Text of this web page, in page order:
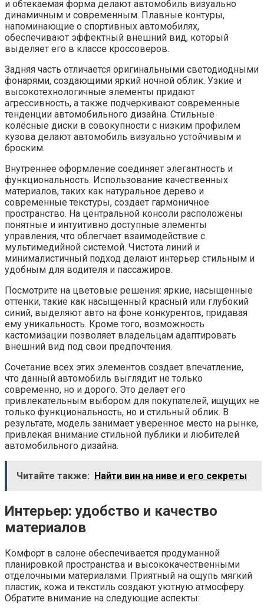
и обтекаемая форма делают автомобиль визуально
динамичным и современным. Плавные контуры,
напоминающие о спортивных автомобилях,
обеспечивают эффектный внешний вид, который
выделяет его в классе кроссоверов.
Задняя часть отличается оригинальными светодиодными
фонарями, создающими яркий ночной облик. Узкие и
высокотехнологичные элементы придают
агрессивность, а также подчеркивают современные
тенденции автомобильного дизайна. Стильные
колёсные диски в совокупности с низким профилем
кузова делают автомобиль визуально устойчивым и
броским.
Внутреннее оформление соединяет элегантность и
функциональность. Использование качественных
материалов, таких как натуральное дерево и
современные текстуры, создает гармоничное
пространство. На центральной консоли расположены
понятные и интуитивно доступные элементы
управления, что облегчает взаимодействие с
мультимедийной системой. Чистота линий и
минималистичный подход делают интерьер стильным и
удобным для водителя и пассажиров.
Посмотрите на цветовые решения: яркие, насыщенные
оттенки, такие как насыщенный красный или глубокий
синий, выделяют авто на фоне конкурентов, придавая
ему уникальность. Кроме того, возможность
кастомизации позволяет владельцам адаптировать
внешний вид под свои предпочтения.
Сочетание всех этих элементов создает впечатление,
что данный автомобиль выглядит не только
современно, но и дорого. Это делает его
привлекательным выбором для покупателей, ищущих не
только функциональность, но и стильный облик. В
результате, модель занимает уверенное место на рынке,
привлекая внимание стильной публики и любителей
автомобильного дизайна.
Читайте также: Найти вин на ниве и его секреты
Интерьер: удобство и качество
материалов
Комфорт в салоне обеспечивается продуманной
планировкой пространства и высококачественными
отделочными материалами. Приятный на ощупь мягкий
пластик, кожа и текстиль создают уютную атмосферу.
Обратите внимание на следующие аспекты: